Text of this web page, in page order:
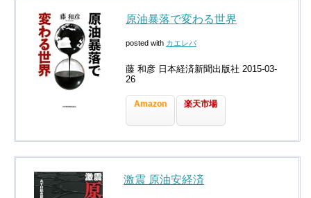
原油暴落で変わる世界
posted with カエレバ
藤 和彦 日本経済新聞出版社 2015-03-
26
Amazon 楽天市場
激震 原油安経済